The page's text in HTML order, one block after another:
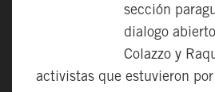
sección
dialogo
Colazzo y
activistas que estuvieron